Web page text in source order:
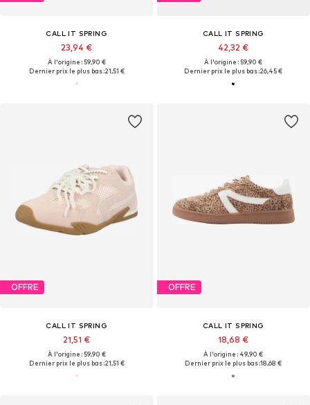
CALL IT SPRING
23,94 €
À l'origine : 59,90 €
Dernier prix le plus bas :21,51 €
CALL IT SPRING
42,32 €
À l'origine : 59,90 €
Dernier prix le plus bas :26,45 €
OFFRE
CALL IT SPRING
21,51 €
À l'origine : 59,90 €
Dernier prix le plus bas :21,51 €
OFFRE
CALL IT SPRING
18,68 €
À l'origine : 49,90 €
Dernier prix le plus bas :18,68 €